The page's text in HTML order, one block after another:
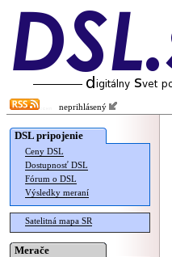
neprihlásený
DSL pripojenie
Ceny DSL
Dostupnosť DSL
Fórum o DSL
Výsledky meraní
Satelitná mapa SR
Merače